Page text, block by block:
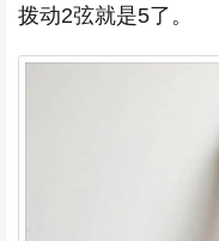
拨动2弦就是5了。